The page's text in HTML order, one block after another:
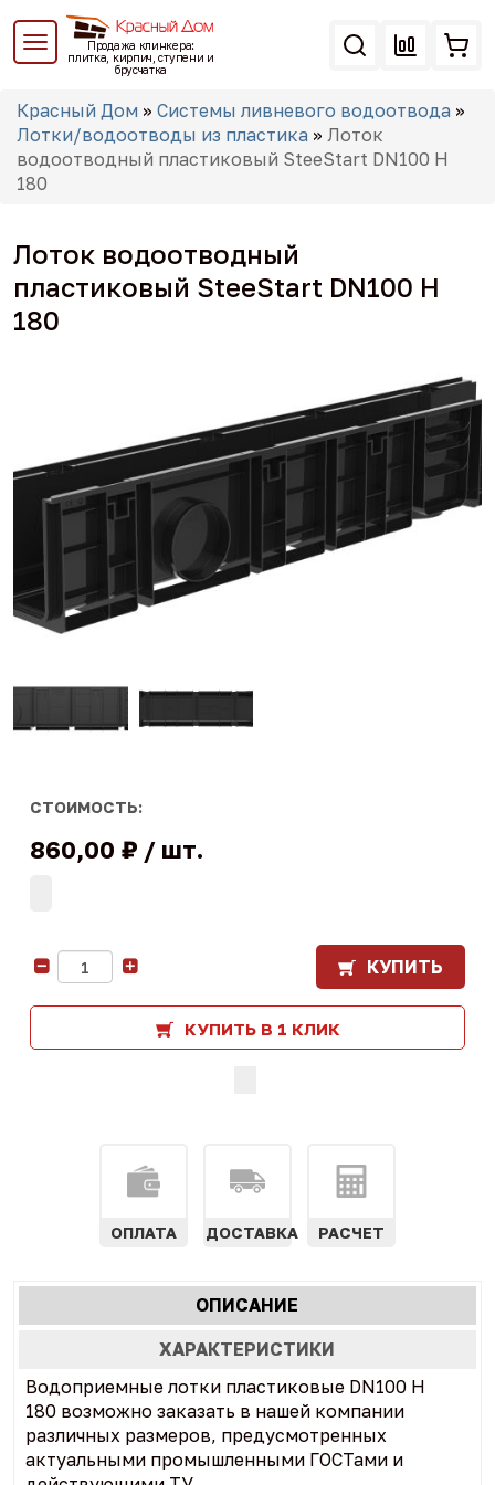
Перейти
основному
Продажа клинкера:
плитка, кирпич, ступени и
брусчатка
Вы
здесь
Красный Дом » Системы ливневого водоотвода »
Лотки/водоотводы из пластика » Лоток
водоотводный пластиковый SteeStart DN100 H
180
Лоток водоотводный
пластиковый SteeStart DN100 H
180
СТОИМОСТЬ:
860,00 ₽ шт.
КУПИТЬ
КУПИТЬ В 1 КЛИК
ОПЛАТА ДОСТАВКА РАСЧЕТ
Характеристики
табы
ОПИСАНИЕ
ВКЛАДКА)
ХАРАКТЕРИСТИКИ
Водоприемные лотки пластиковые DN100 H
180 возможно заказать в нашей компании
различных размеров, предусмотренных
актуальными промышленными ГОСТами и